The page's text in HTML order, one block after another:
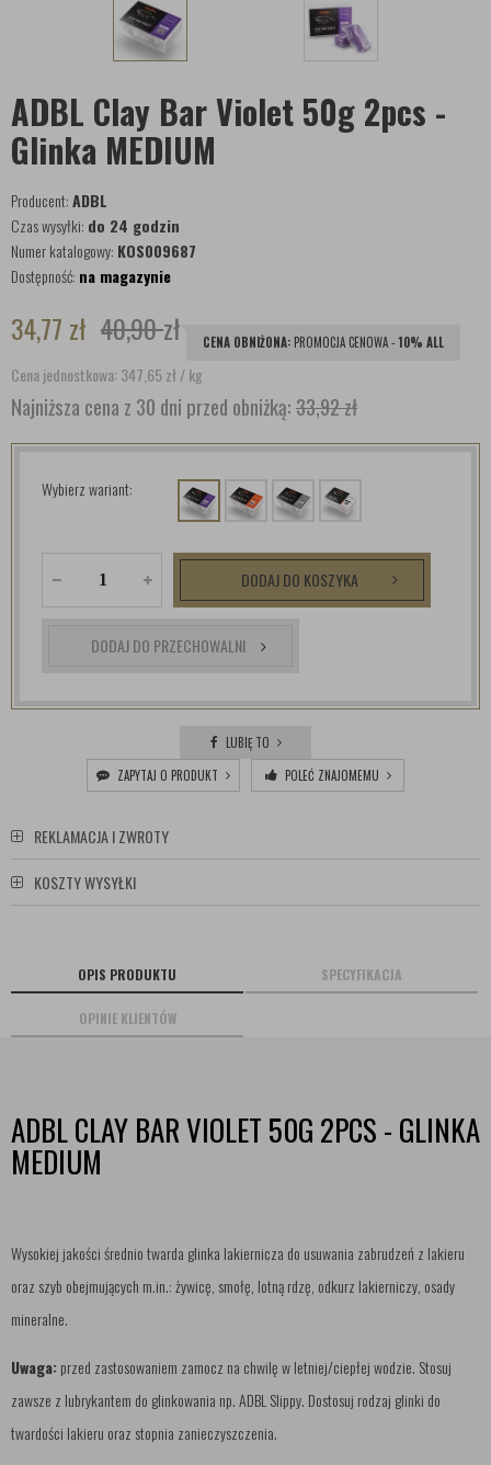
ADBL Clay Bar Violet 50g 2pcs -
Glinka MEDIUM
Producent:ADBL
Czas wysyłki: do 24 godzin
Numer katalogowy: KOS009687
Dostępność: na magazynie
34,77 zł 40,90zł CENA OBNIŻONA: PROMOCJA CENOWA -10% ALL
Cena jednostkowa: 347,65zł/ kg
Najniższa cena z 30 dni przed obniżką:33,92 zł
Wybierz wariant:
DODAJ DO KOSZYKA
DODAJ DO PRZECHOWALNI
LUBIĘ TO
ZAPYTAJ O PRODUKT
POLEĆ ZNAJOMEMU
REKLAMACJA I ZWROTY
KOSZTY WYSYŁKI
OPIS PRODUKTU SPECYFIKACJA
OPINIE KLIENTÓW
ADBL CLAY BAR VIOLET 50G 2PCS - GLINKA
MEDIUM
Wysokiej jakości średnio twarda glinka lakiernicza do usuwania zabrudzeń z lakieru
oraz szyb obejmujących m.in.: żywicę, smołę, lotną rdzę, odkurz lakierniczy, osady
mineralne.
Uwaga:przed zastosowaniem zamocz na chwilę w letniej/ciepłej wodzie. Stosuj
zawsze z lubrykantem do glinkowania np. ADBL Slippy. Dostosuj rodzaj glinki do
twardości lakieru oraz stopnia zanieczyszczenia.